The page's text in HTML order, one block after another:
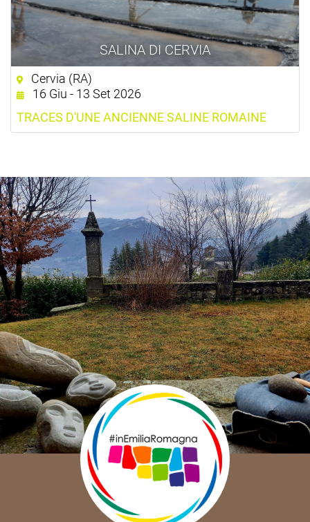
SALINA DI CERVIA
Cervia (RA)
16 Giu - 13 Set 2026
TRACES D'UNE ANCIENNE SALINE ROMAINE